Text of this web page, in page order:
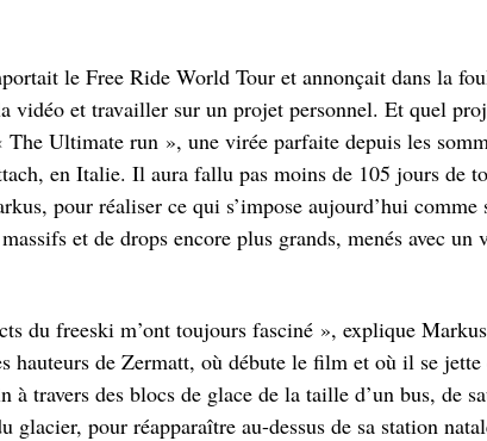
le Free Ride World Tour et annonçait dans la
vidéo et travailler sur un projet personnel. Et quel
The Ultimate run », une virée parfaite depuis les
en Italie. Il aura fallu pas moins de 105 jours de
pour réaliser ce qui s’impose aujourd’hui
et de drops encore plus grands, menés avec
du freeski m’ont toujours fasciné », explique
hauteurs de Zermatt, où débute le film et où il se jette
à travers des blocs de glace de la taille d’un bus, de
glacier, pour réapparaître au-dessus de sa station